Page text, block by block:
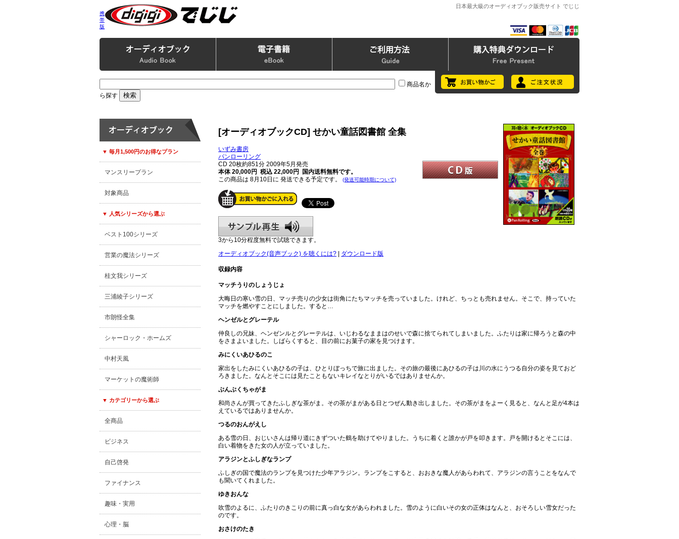
携
帯
版
日本最大級のオーディオブック販売サイト でじじ
商品名か
ら探す
▼ 毎月1,500円のお得なプラン
マンスリープラン
対象商品
▼ 人気シリーズから選ぶ
ベスト100シリーズ
営業の魔法シリーズ
桂文我シリーズ
三浦綾子シリーズ
市朗怪全集
シャーロック・ホームズ
中村天風
マーケットの魔術師
▼ カテゴリーから選ぶ
全商品
ビジネス
自己啓発
ファイナンス
趣味・実用
心理・脳
[オーディオブックCD] せかい童話図書館 全集
いずみ書房
パンローリング
CD 20枚約851分 2009年5月発売
本体 20,000円 税込 22,000円 国内送料無料です。
この商品は 8月10日に 発送できる予定です。
(発送可能時期について)
3から10分程度無料で試聴できます。
オーディオブック(音声ブック) を聴くには? | ダウンロード版
収録内容
マッチうりのしょうじょ
大晦日の寒い雪の日、マッチ売りの少女は街角にたちマッチを売っていました。けれど、ちっとも売れません。そこで、持っていた
マッチを燃やすことにしました。すると…
ヘンゼルとグレーテル
仲良しの兄妹、ヘンゼンルとグレーテルは、いじわるなままはのせいで森に捨てられてしまいました。ふたりは家に帰ろうと森の中
をさまよいました。しばらくすると、目の前にお菓子の家を見つけます。
みにくいあひるのこ
家出をしたみにくいあひるの子は、ひとりぼっちで旅に出ました。その旅の最後にあひるの子は川の水にうつる自分の姿を見ておど
ろきました。なんとそこには見たこともないキレイなとりがいるではありませんか。
ぶんぶくちゃがま
和尚さんが買ってきたふしぎな茶がま。その茶がまがある日とつぜん動き出しました。その茶がまをよーく見ると、なんと足が4本は
えているではありませんか。
つるのおんがえし
ある雪の日、おじいさんは帰り道にきずついた鶴を助けてやりました。うちに着くと誰かが戸を叩きます。戸を開けるとそこには、
白い着物をきた女の人が立っていました。
アラジンとふしぎなランプ
ふしぎの国で魔法のランプを見つけた少年アラジン。ランプをこすると、おおきな魔人があらわれて、アラジンの言うことをなんで
も聞いてくれました。
ゆきおんな
吹雪のよるに、ふたりのきこりの前に真っ白な女があらわれました。雪のように白いその女の正体はなんと、おそろしい雪女だった
のです。
おさけのたき